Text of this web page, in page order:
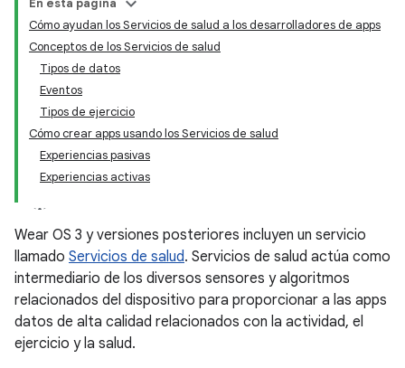
En esta página
Cómo ayudan los Servicios de salud a los desarrolladores de apps
Conceptos de los Servicios de salud
Tipos de datos
Eventos
Tipos de ejercicio
Cómo crear apps usando los Servicios de salud
Experiencias pasivas
Experiencias activas
Wear OS 3 y versiones posteriores incluyen un servicio
llamado Servicios de salud. Servicios de salud actúa como
intermediario de los diversos sensores y algoritmos
relacionados del dispositivo para proporcionar a las apps
datos de alta calidad relacionados con la actividad, el
ejercicio y la salud.